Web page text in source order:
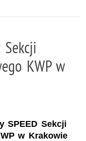
KWP w
SPEED Sekcji
w Krakowie